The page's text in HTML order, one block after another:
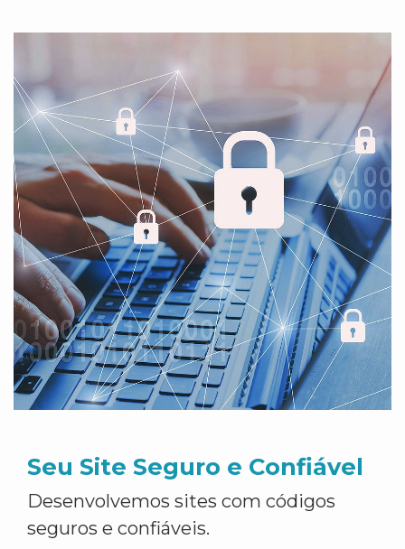
Seu Site Seguro e Confiável
Desenvolvemos sites com códigos
seguros e confiáveis.